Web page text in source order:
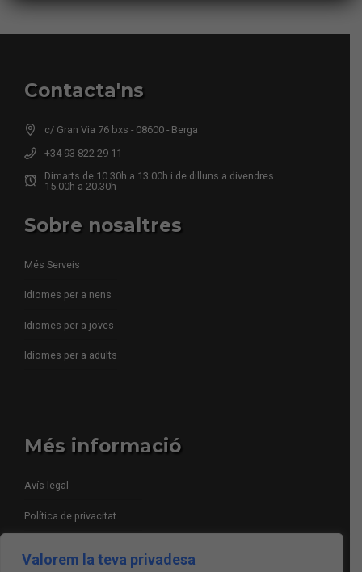
Valorem la teva privadesa
Contacta'ns
c/ Gran Via 76 bxs - 08600 - Berga
+34 93 822 29 11
Dimarts de 10.30h a 13.00h i de dilluns a divendres
15.00h a 20.30h
Sobre nosaltres
Més Serveis
Idiomes per a nens
Idiomes per a joves
Idiomes per a adults
Més informació
Avís legal
Política de privacitat